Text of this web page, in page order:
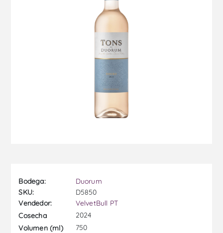
Bodega:
Duorum
SKU:
D5850
Vendedor:
VelvetBull PT
Cosecha
2024
Volumen (ml)
750